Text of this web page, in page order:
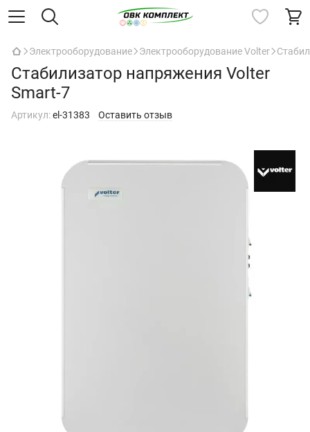
Электрооборудование Электрооборудование Volter
Стабилизатор напряжения Volter
Smart-7
Артикул:el-31383 Оставить отзыв